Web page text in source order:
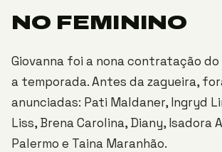
NO FEMININO
Giovanna foi a nona contratação
a temporada. Antes da zagueira,
anunciadas: Pati Maldaner, Ingryd
Liss, Brena Carolina, Diany, Isadora
Palermo e Taina Maranhão.